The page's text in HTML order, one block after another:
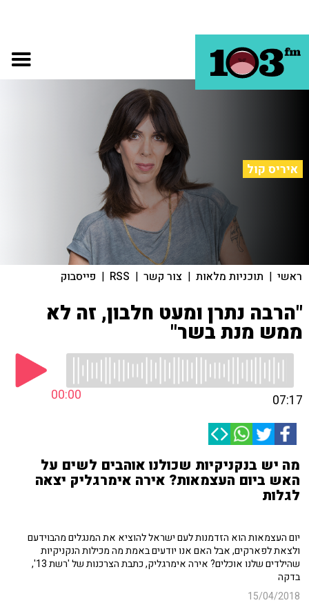
איריס קול
ראשי | תוכניות מלאות | צור קשר |
RSS
| פייסבוק
"הרבה נתרן ומעט חלבון, זה לא
ממש מנת בשר"
00:00 07:17
מה יש בנקניקיות שכולנו אוהבים לשים על
האש ביום העצמאות? אירה אימרגליק יצאה
לגלות
יום העצמאות הוא הזדמנות לעם ישראל להוציא את המנגלים מהבוידעם
ולצאת לפארקים, אבל האם אנו יודעים באמת מה מכילות הנקניקיות
שהילדים שלנו אוכלים? אירה אימרגליק, כתבת הצרכנות של 'רשת 13',
בדקה
15/04/2018